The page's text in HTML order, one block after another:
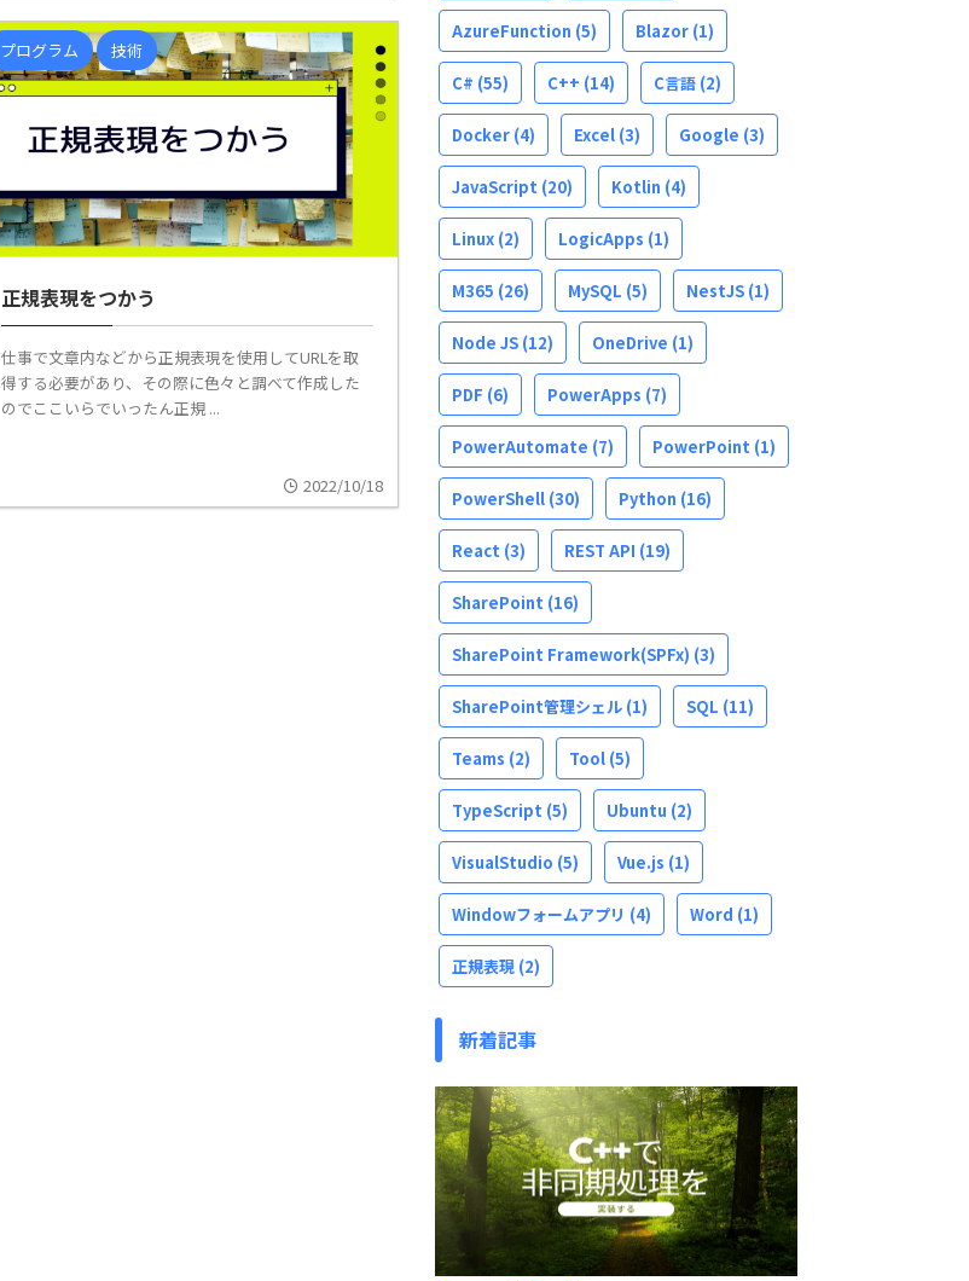
プログラム 技術
正規表現をつかう
仕事で文章内などから正規表現を使用してURLを取
得する必要があり、その際に色々と調べて作成した
のでここいらでいったん正規 ...
2022/10/18
AzureFunction (5) Blazor (1)
C# (55) C++ (14) C言語 (2)
Docker (4) Excel (3) Google (3)
JavaScript (20) Kotlin (4)
Linux (2) LogicApps (1)
M365 (26) MySQL (5) NestJS (1)
Node JS (12) OneDrive (1)
PDF (6) PowerApps (7)
PowerAutomate (7) PowerPoint (1)
PowerShell (30) Python (16)
React (3) REST API (19)
SharePoint (16)
SharePoint Framework(SPFx) (3)
SharePoint管理シェル (1) SQL (11)
Teams (2) Tool (5)
TypeScript (5) Ubuntu (2)
VisualStudio (5) Vue.js (1)
Windowフォームアプリ (4) Word (1)
正規表現 (2)
新着記事